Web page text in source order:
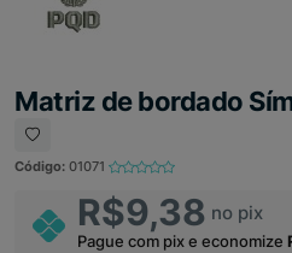
Matriz de bordado
Código: 01071
R$9,38 no pix
Pague com pix e economize